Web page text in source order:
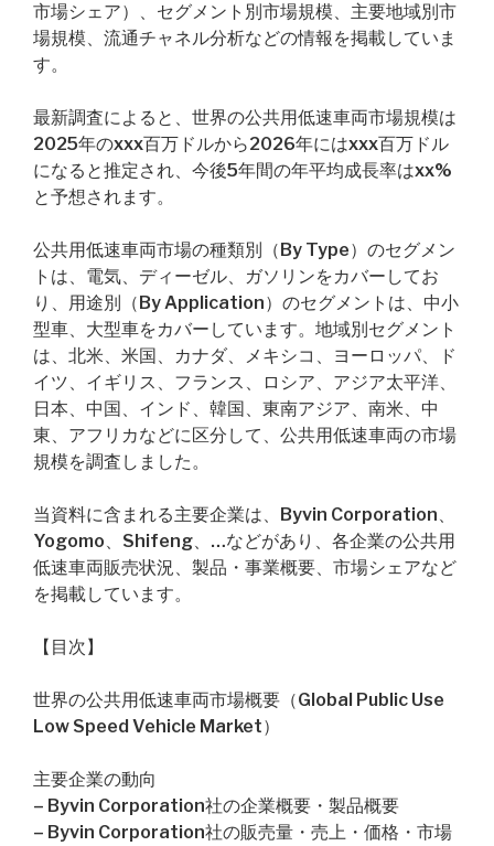
市場シェア）、セグメント別市場規模、主要地域別市
場規模、流通チャネル分析などの情報を掲載していま
す。
最新調査によると、世界の公共用低速車両市場規模は
2025年のxxx百万ドルから2026年にはxxx百万ドル
になると推定され、今後5年間の年平均成長率はxx%
と予想されます。
公共用低速車両市場の種類別（By Type）のセグメン
トは、電気、ディーゼル、ガソリンをカバーしてお
り、用途別（By Application）のセグメントは、中小
型車、大型車をカバーしています。地域別セグメント
は、北米、米国、カナダ、メキシコ、ヨーロッパ、ド
イツ、イギリス、フランス、ロシア、アジア太平洋、
日本、中国、インド、韓国、東南アジア、南米、中
東、アフリカなどに区分して、公共用低速車両の市場
規模を調査しました。
当資料に含まれる主要企業は、Byvin Corporation、
Yogomo、Shifeng、…などがあり、各企業の公共用
低速車両販売状況、製品・事業概要、市場シェアなど
を掲載しています。
【目次】
世界の公共用低速車両市場概要（Global Public Use
Low Speed Vehicle Market）
主要企業の動向
– Byvin Corporation社の企業概要・製品概要
– Byvin Corporation社の販売量・売上・価格・市場